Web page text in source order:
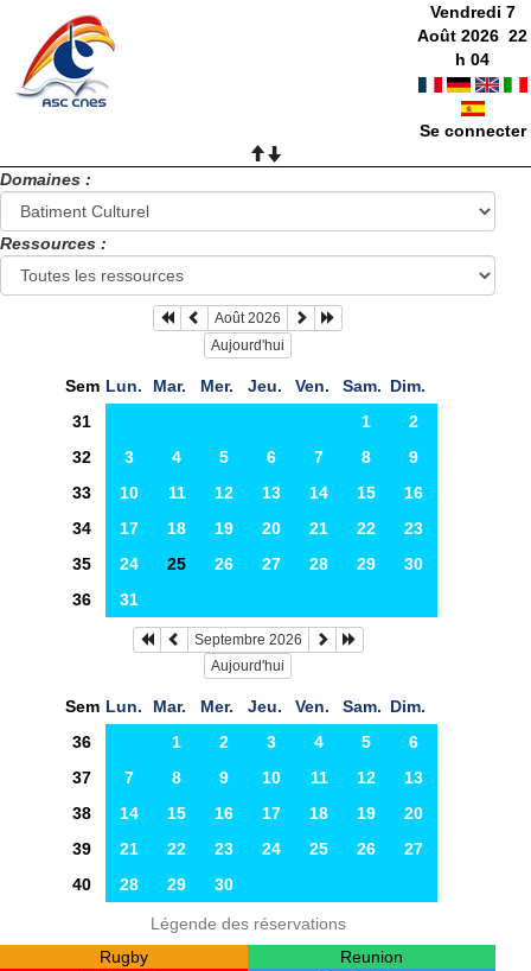
Vendredi 7
Août 2026 22
h04
Se connecter
Domaines :
Ressources :
Août 2026
Aujourd'hui
Sem Lun. Mar. Mer. Jeu. Ven. Sam. Dim.
31
1
2
32
3 4 5 6 7 8
9
33
10 11 12 13 14 15
16
34
17 18 19 20 21 22
23
35
24 25 26 27 28 29
30
36
31
Septembre 2026
Aujourd'hui
Sem Lun. Mar. Mer. Jeu. Ven. Sam. Dim.
36
1 2 3 4 5
6
37
7 8 9 10 11 12
13
38
14 15 16 17 18 19
20
39
21 22 23 24 25 26
27
40
28 29 30
Légende des réservations
Rugby
Reunion